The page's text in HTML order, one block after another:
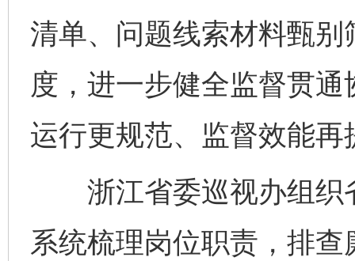
清单、问题线索材料甄
度，进一步健全监督贯
运行更规范、监督效能再
浙江省委巡视办组织
系统梳理岗位职责，排